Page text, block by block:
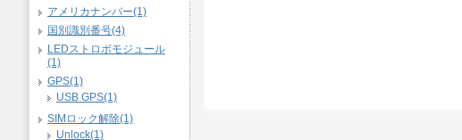
アメリカナンバー(1)
国別識別番号(4)
LEDストロボモジュール
(1)
GPS(1)
USB GPS(1)
SIMロック解除(1)
Unlock(1)